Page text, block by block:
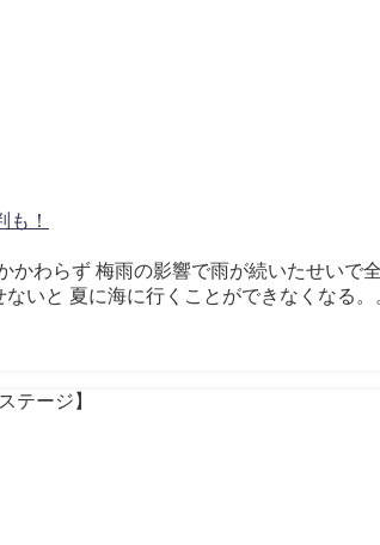
！
かわらず 梅雨の影響で雨が続いたせいで
いと 夏に海に行くことができなくなる。